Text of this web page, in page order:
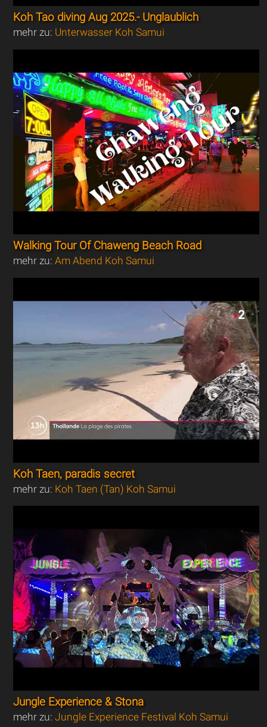
Koh Tao diving Aug 2025.- Unglaublich
mehr zu: Unterwasser Koh Samui
Walking Tour Of Chaweng Beach Road
mehr zu:Am Abend Koh Samui
Koh Taen, paradis secret
mehr zu: Koh Taen (Tan) Koh Samui
Jungle Experience & Stona
mehr zu:Jungle Experience Festival Koh Samui